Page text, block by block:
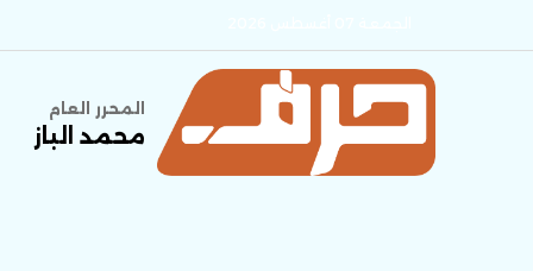
المحرر العام
محمد الباز